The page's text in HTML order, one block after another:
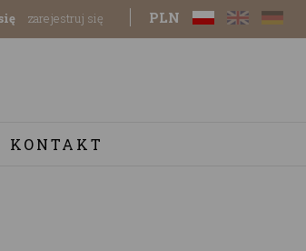
zarejestruj się PLN
KONTAKT